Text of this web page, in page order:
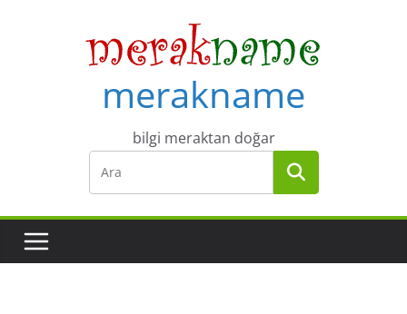
merakname
bilgi meraktan doğar